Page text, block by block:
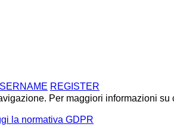
REGISTER
Per maggiori informazioni
la normativa GDPR